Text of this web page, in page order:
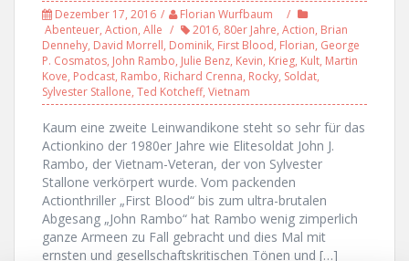
Dezember 17, 2016
Florian Wurfbaum
Abenteuer, Action, Alle 2016, 80er Jahre, Action, Brian
Dennehy, David Morrell, Dominik, First Blood, Florian, George
P. Cosmatos, John Rambo, Julie Benz, Kevin, Krieg, Kult, Martin
Kove, Podcast, Rambo, Richard Crenna, Rocky, Soldat,
Sylvester Stallone, Ted Kotcheff, Vietnam
Kaum eine zweite Leinwandikone steht so sehr für das
Actionkino der 1980er Jahre wie Elitesoldat John J.
Rambo, der Vietnam-Veteran, der von Sylvester
Stallone verkörpert wurde. Vom packenden
Actionthriller „First Blood“ bis zum ultra-brutalen
Abgesang „John Rambo“ hat Rambo wenig zimperlich
ganze Armeen zu Fall gebracht und dies Mal mit
ernsten und gesellschaftskritischen Tönen und […]